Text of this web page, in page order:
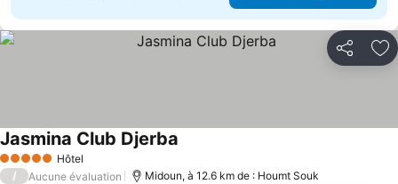
Partager
5 Étoiles Hôtel
Jasmina Club Djerba
/ Aucune évaluation Midoun, à 12.6 km de : Houmt Souk